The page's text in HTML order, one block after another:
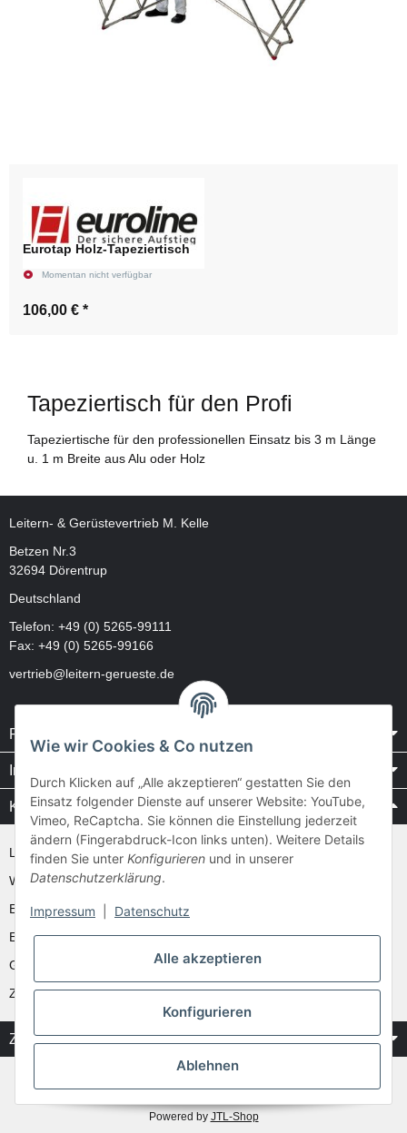
Eurotap Holz-Tapeziertisch
Momentan nicht verfügbar
106,00 € *
Tapeziertisch für den Profi
Tapeziertische für den professionellen Einsatz bis 3 m Länge
u. 1 m Breite aus Alu oder Holz
Leitern- & Gerüstevertrieb M. Kelle
Betzen Nr.3
32694 Dörentrup
Deutschland
Telefon: +49 (0) 5265-99111
Fax: +49 (0) 5265-99166
vertrieb@leitern-gerueste.de
Rechtliches
Informationen
Kataloge / Videos
Layher Videos und Downloads
WAKÜ
Ernst
Euroline
Günzburger
Zarges
Zahlung & Versand
* Alle Preise inkl. gesetzlicher USt.
** gilt für Vorkasse Banküberweisung und Lastschrifteinzug, zzgl.Versand
Powered by JTL-Shop
Wie wir Cookies & Co nutzen
Durch Klicken auf „Alle akzeptieren“ gestatten Sie den
Einsatz folgender Dienste auf unserer Website: YouTube,
Vimeo, ReCaptcha. Sie können die Einstellung jederzeit
ändern (Fingerabdruck-Icon links unten). Weitere Details
finden Sie unter Konfigurieren und in unserer
Datenschutzerklärung.
Impressum Datenschutz
Alle akzeptieren
Konfigurieren
Ablehnen